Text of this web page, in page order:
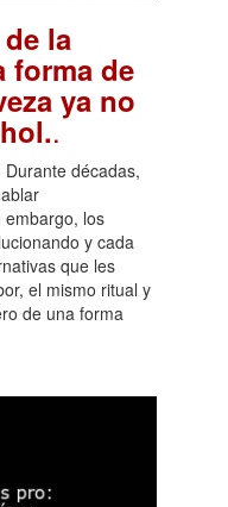
la
forma de
ya no
.
décadas,
embargo, los
y cada
que les
el mismo ritual y
de una forma